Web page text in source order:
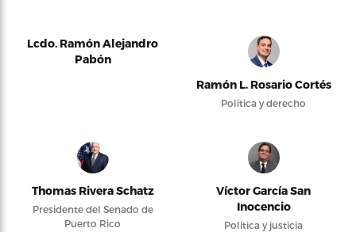
Lcdo. Ramón Alejandro
Pabón
Ramón L. Rosario Cortés
Política y derecho
Thomas Rivera Schatz
Presidente del Senado de
Puerto Rico
Víctor García San
Inocencio
Política y justicia